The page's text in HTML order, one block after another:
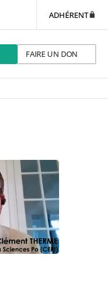
ADHÉRENT
FAIRE UN DON